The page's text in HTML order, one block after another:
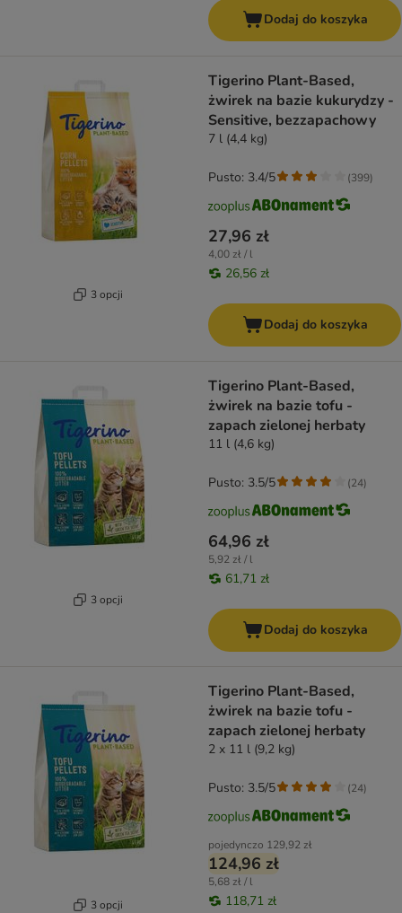
Dodaj do koszyka
3 opcji
Tigerino Plant-Based,
żwirek na bazie kukurydzy -
Sensitive, bezzapachowy
7 l (4,4 kg)
27,96 zł
4,00 zł / l
26,56 zł
Pusto: 3.4/5 (399)
Dodaj do koszyka
3 opcji
Tigerino Plant-Based,
żwirek na bazie tofu -
zapach zielonej herbaty
11 l (4,6 kg)
64,96 zł
5,92 zł / l
61,71 zł
Pusto: 3.5/5 (24)
Dodaj do koszyka
3 opcji
Tigerino Plant-Based,
żwirek na bazie tofu -
zapach zielonej herbaty
2 x 11 l (9,2 kg)
pojedynczo 129,92 zł
124,96 zł
5,68 zł / l
118,71 zł
Pusto: 3.5/5 (24)